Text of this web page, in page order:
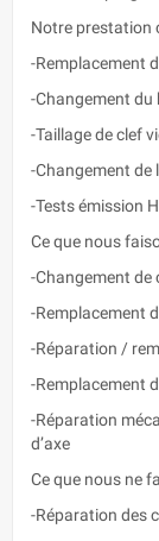
Notre prestation
-Remplacement
-Changement du
-Taillage de clef
-Changement de
-Tests émission
Ce que nous
-Changement
-Remplacement
-Réparation /
-Remplacement
-Réparation
d’axe
Ce que nous ne
-Réparation des